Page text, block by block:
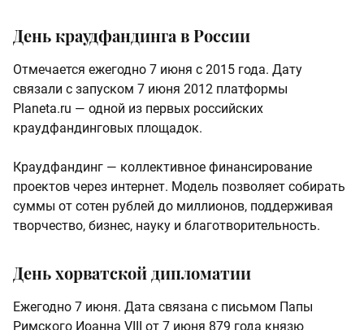
День краудфандинга в России
Отмечается ежегодно 7 июня с 2015 года. Дату
связали с запуском 7 июня 2012 платформы
Planeta.ru — одной из первых российских
краудфандинговых площадок.
Краудфандинг — коллективное финансирование
проектов через интернет. Модель позволяет собирать
суммы от сотен рублей до миллионов, поддерживая
творчество, бизнес, науку и благотворительность.
День хорватской дипломатии
Ежегодно 7 июня. Дата связана с письмом Папы
Римского Иоанна VIII от 7 июня 879 года князю